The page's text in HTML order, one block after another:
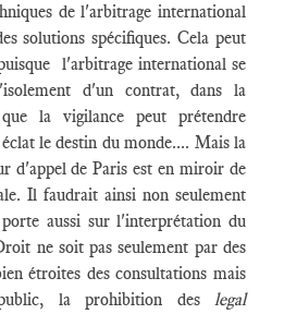
de l'arbitrage international
solutions spécifiques. Cela peut
l'arbitrage international se
d'un contrat, dans la
la vigilance peut prétendre
le destin du monde.... Mais la
d'appel de Paris est en miroir de
Il faudrait ainsi non seulement
aussi sur l'interprétation du
ne soit pas seulement par des
étroites des consultations mais
la prohibition des legal